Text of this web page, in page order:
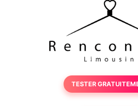
TESTER